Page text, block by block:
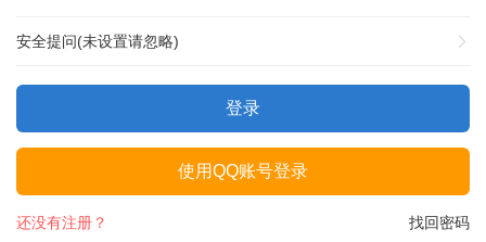
安全提问(未设置请忽略)
登录
使用QQ账号登录
找回密码
还没有注册？